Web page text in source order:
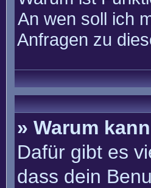
An wen soll ich
Anfragen zu
» Warum
Dafür gibt es
dass dein